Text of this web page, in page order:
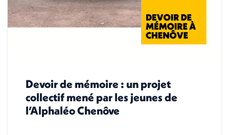
Devoir de mémoire : un projet
collectif mené par les jeunes de
l’Alphaléo Chenôve